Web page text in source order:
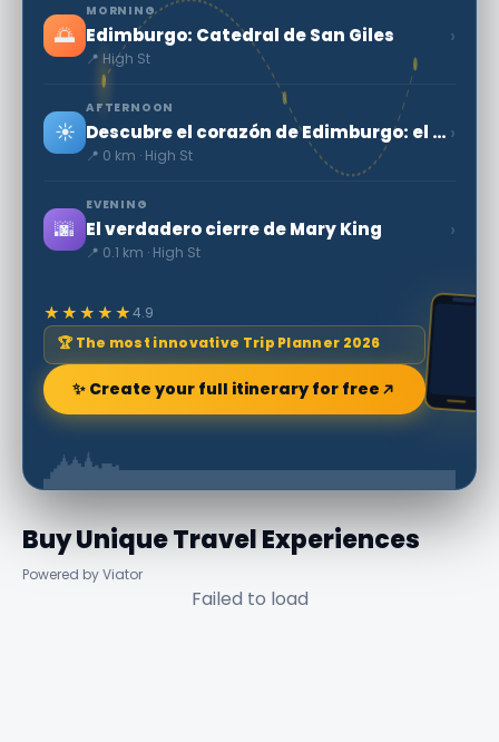
🌅
MORNING
Edimburgo: Catedral de San Giles
📍 High St
›
☀️
AFTERNOON
Descubre el corazón de Edimburgo: el Heart of Midlothian
📍 0 km · High St
›
🌆
EVENING
El verdadero cierre de Mary King
📍 0.1 km · High St
›
★★★★★4.9
🏆 The most innovative Trip Planner 2026
✨ Create your full itinerary for free
Buy Unique Travel Experiences
Powered by Viator
Failed to load